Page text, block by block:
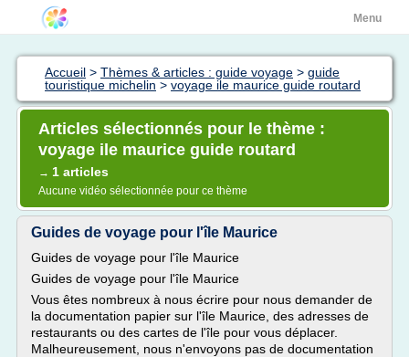
Menu
Accueil > Thèmes & articles : guide voyage > guide
touristique michelin > voyage ile maurice guide routard
Articles sélectionnés pour le thème :
voyage ile maurice guide routard
→ 1 articles
Aucune vidéo sélectionnée pour ce thème
Guides de voyage pour l'île Maurice
Guides de voyage pour l'île Maurice
Guides de voyage pour l'île Maurice
Vous êtes nombreux à nous écrire pour nous demander de
la documentation papier sur l'île Maurice, des adresses de
restaurants ou des cartes de l'île pour vous déplacer.
Malheureusement, nous n'envoyons pas de documentation